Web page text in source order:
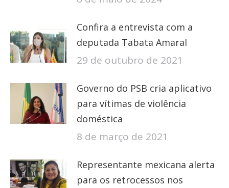
Confira a entrevista com a
deputada Tabata Amaral
29 de outubro de 2021
Governo do PSB cria aplicativo
para vítimas de violência
doméstica
8 de março de 2021
Representante mexicana alerta
para os retrocessos nos